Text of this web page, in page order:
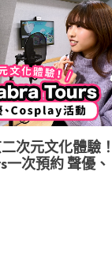
次元文化體驗！
一次預約 聲優、